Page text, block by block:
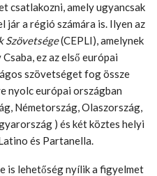
csatlakozni, amely ugyancsak
jár a régió számára is. Ilyen az
Szövetsége(CEPLI), amelynek
ez az első európai
szövetséget fog össze
nyolc európai országban
Németország, Olaszország,
) és két köztes helyi
és Partanella.
is lehetőség nyílik a figyelmet